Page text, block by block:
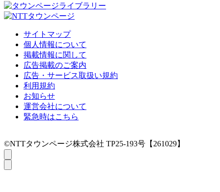
サイトマップ
個人情報について
掲載情報に関して
広告掲載のご案内
広告・サービス取扱い規約
利用規約
お知らせ
運営会社について
緊急時はこちら
©NTTタウンページ株式会社 TP25-193号【261029】